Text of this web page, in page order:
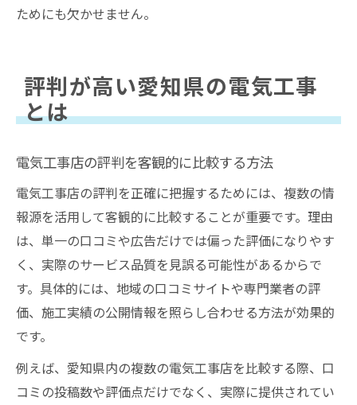
ためにも欠かせません。
評判が高い愛知県の電気工事
とは
電気工事店の評判を客観的に比較する方法
電気工事店の評判を正確に把握するためには、複数の情
報源を活用して客観的に比較することが重要です。理由
は、単一の口コミや広告だけでは偏った評価になりやす
く、実際のサービス品質を見誤る可能性があるからで
す。具体的には、地域の口コミサイトや専門業者の評
価、施工実績の公開情報を照らし合わせる方法が効果的
です。
例えば、愛知県内の複数の電気工事店を比較する際、口
コミの投稿数や評価点だけでなく、実際に提供されてい